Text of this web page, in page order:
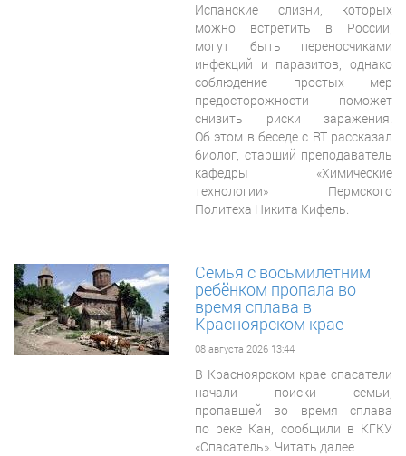
Испанские слизни, которых
можно встретить в России,
могут быть переносчиками
инфекций и паразитов, однако
соблюдение простых мер
предосторожности поможет
снизить риски заражения.
Об этом в беседе с RT рассказал
биолог, старший преподаватель
кафедры «Химические
технологии» Пермского
Политеха Никита Кифель.
Семья с восьмилетним
ребёнком пропала во
время сплава в
Красноярском крае
08 августа 2026 13:44
В Красноярском крае спасатели
начали поиски семьи,
пропавшей во время сплава
по реке Кан, сообщили в КГКУ
«Спасатель». Читать далее